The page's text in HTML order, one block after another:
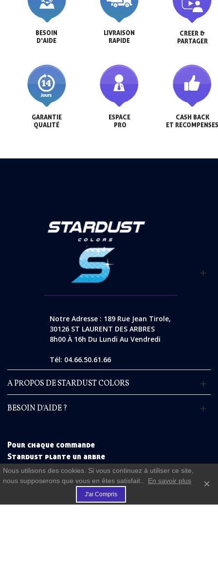
BESOIN
D'AIDE
LIVRAISON
RAPIDE
CREER &
PARTAGER
GARANTIE
QUALITÉ
ESPACE
PRO
CASH BACK
ET
Notre Adresse : 189 Rue Jean Tirole,
30126 ST LAURENT DES ARBRES
8h00 À 16h Du Lundi Au Vendredi
Tél: 04.66.50.61.66
A PROPOS DE STARDUST COLORS
BESOIN D'AIDE ?
Pour chaque commande
Stardust plante un arbre
€
Nous utilisons des cookies. Si vous continuez à utiliser ce site,
nous supposerons que vous en êtes satisfait..
En savoir plus
J'ai Compris
×